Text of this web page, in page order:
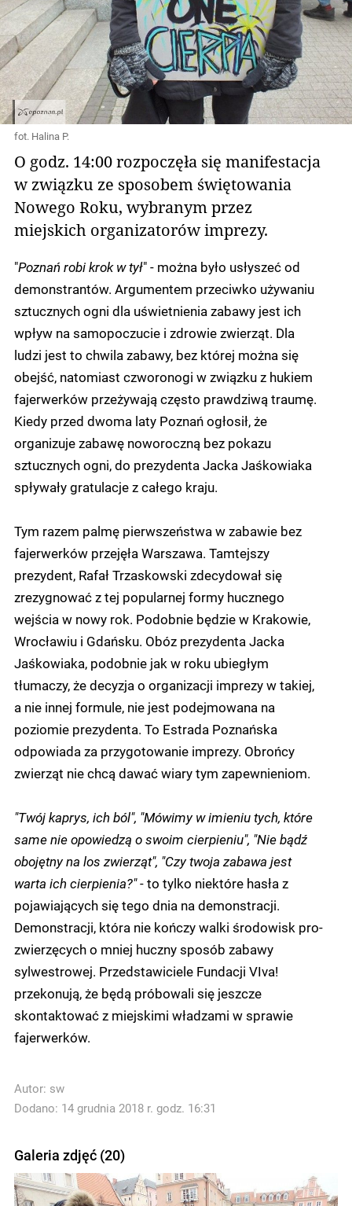
fot. Halina P.
O godz. 14:00 rozpoczęła się manifestacja
w związku ze sposobem świętowania
Nowego Roku, wybranym przez
miejskich organizatorów imprezy.
"Poznań robi krok w tył" - można było usłyszeć od
demonstrantów. Argumentem przeciwko używaniu
sztucznych ogni dla uświetnienia zabawy jest ich
wpływ na samopoczucie i zdrowie zwierząt. Dla
ludzi jest to chwila zabawy, bez której można się
obejść, natomiast czworonogi w związku z hukiem
fajerwerków przeżywają często prawdziwą traumę.
Kiedy przed dwoma laty Poznań ogłosił, że
organizuje zabawę noworoczną bez pokazu
sztucznych ogni, do prezydenta Jacka Jaśkowiaka
spływały gratulacje z całego kraju.
Tym razem palmę pierwszeństwa w zabawie bez
fajerwerków przejęła Warszawa. Tamtejszy
prezydent, Rafał Trzaskowski zdecydował się
zrezygnować z tej popularnej formy hucznego
wejścia w nowy rok. Podobnie będzie w Krakowie,
Wrocławiu i Gdańsku. Obóz prezydenta Jacka
Jaśkowiaka, podobnie jak w roku ubiegłym
tłumaczy, że decyzja o organizacji imprezy w takiej,
a nie innej formule, nie jest podejmowana na
poziomie prezydenta. To Estrada Poznańska
odpowiada za przygotowanie imprezy. Obrońcy
zwierząt nie chcą dawać wiary tym zapewnieniom.
"Twój kaprys, ich ból", "Mówimy w imieniu tych, które
same nie opowiedzą o swoim cierpieniu", "Nie bądź
obojętny na los zwierząt", "Czy twoja zabawa jest
warta ich cierpienia?"- to tylko niektóre hasła z
pojawiających się tego dnia na demonstracji.
Demonstracji, która nie kończy walki środowisk pro-
zwierzęcych o mniej huczny sposób zabawy
sylwestrowej. Przedstawiciele Fundacji VIva!
przekonują, że będą próbowali się jeszcze
skontaktować z miejskimi władzami w sprawie
fajerwerków.
Autor: sw
Dodano: 14 grudnia 2018 r. godz. 16:31
Galeria zdjęć (20)